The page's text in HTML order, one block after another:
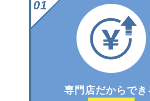
専門店だからでき